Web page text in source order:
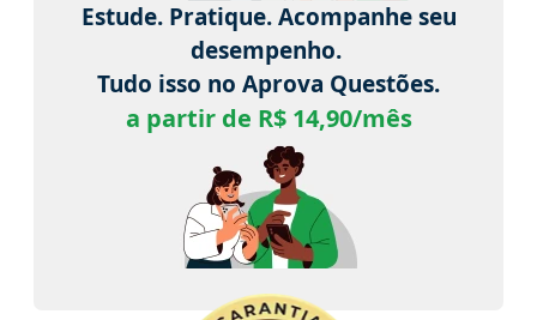
Estude. Pratique. Acompanhe seu
desempenho.
Tudo isso no Aprova Questões.
a partir de R$ 14,90/mês